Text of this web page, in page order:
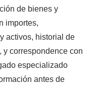
de bienes y
importes,
activos, historial de
y correspondence con
especializado
antes de